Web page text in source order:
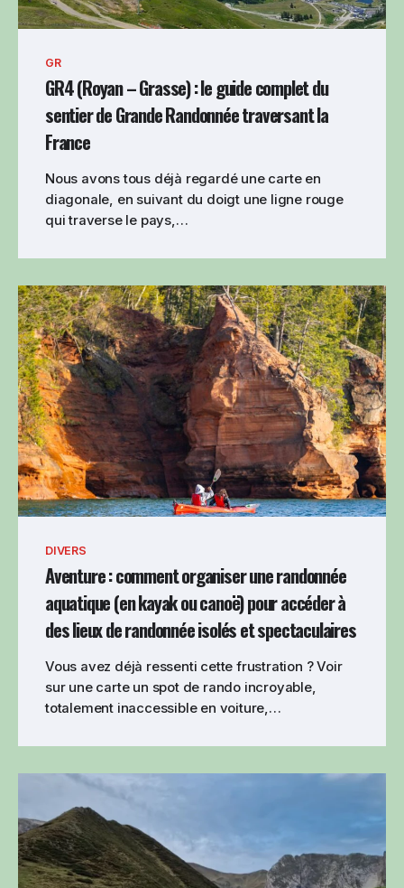
GR
GR4 (Royan – Grasse) : le guide complet du
sentier de Grande Randonnée traversant la
France
Nous avons tous déjà regardé une carte en
diagonale, en suivant du doigt une ligne rouge
qui traverse le pays,…
DIVERS
Aventure : comment organiser une randonnée
aquatique (en kayak ou canoë) pour accéder à
des lieux de randonnée isolés et spectaculaires
Vous avez déjà ressenti cette frustration ? Voir
sur une carte un spot de rando incroyable,
totalement inaccessible en voiture,…